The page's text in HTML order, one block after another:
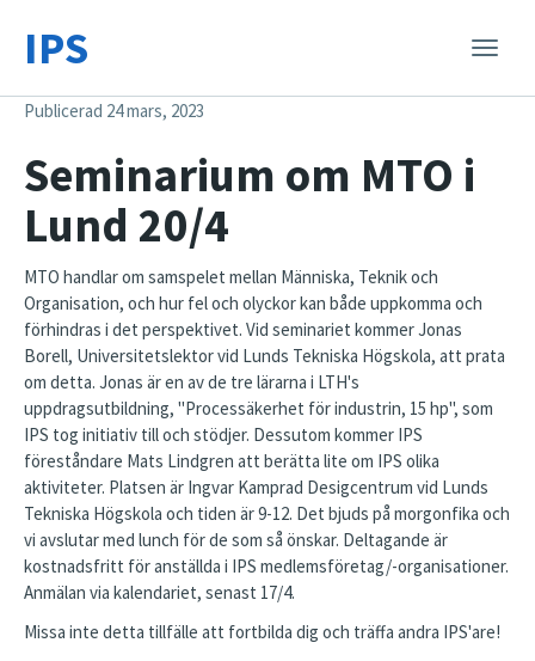
IPS
Toggle
Publicerad 24 mars, 2023
Seminarium om MTO i
Lund 20/4
MTO handlar om samspelet mellan Människa, Teknik och
Organisation, och hur fel och olyckor kan både uppkomma och
förhindras i det perspektivet. Vid seminariet kommer Jonas
Borell, Universitetslektor vid Lunds Tekniska Högskola, att prata
om detta. Jonas är en av de tre lärarna i LTH's
uppdragsutbildning, "Processäkerhet för industrin, 15 hp", som
IPS tog initiativ till och stödjer. Dessutom kommer IPS
föreståndare Mats Lindgren att berätta lite om IPS olika
aktiviteter. Platsen är Ingvar Kamprad Desigcentrum vid Lunds
Tekniska Högskola och tiden är 9-12. Det bjuds på morgonfika och
vi avslutar med lunch för de som så önskar. Deltagande är
kostnadsfritt för anställda i IPS medlemsföretag/-organisationer.
Anmälan via kalendariet, senast 17/4.
Missa inte detta tillfälle att fortbilda dig och träffa andra IPS'are!